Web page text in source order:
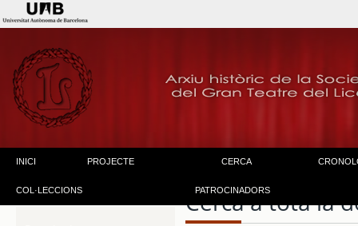
INICI PROJECTE CERCA
COL·LECCIONS PATROCINADORS
Cerca a tota la